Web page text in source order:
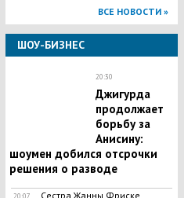
ВСЕ НОВОСТИ »
ШОУ-БИЗНЕС
20:30
Джигурда
продолжает
борьбу за
Анисину:
шоумен добился отсрочки
решения о разводе
20:07 Сестра Жанны Фриске,